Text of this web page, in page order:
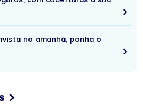
no amanhã, ponha o